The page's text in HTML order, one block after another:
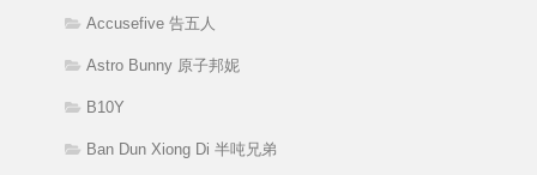
Accusefive 告五人
Astro Bunny 原子邦妮
B10Y
Ban Dun Xiong Di 半吨兄弟